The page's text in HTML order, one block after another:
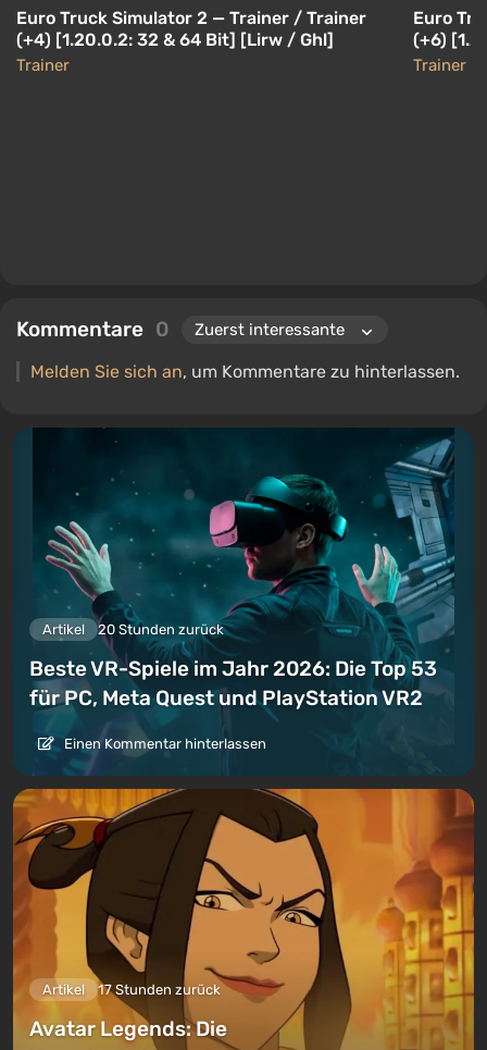
Euro Truck Simulator 2 — Trainer / Trainer
(+4) [1.20.0.2: 32 & 64 Bit] [Lirw / Ghl]
Trainer
Euro
(+6)
Trainer
Kommentare 0
Melden Sie sich an, um Kommentare zu hinterlassen.
Artikel 20 Stunden zurück
Beste VR-Spiele im Jahr 2026: Die Top 53
für PC, Meta Quest und PlayStation VR2
Einen Kommentar hinterlassen
Artikel 17 Stunden zurück
Avatar Legends: Die